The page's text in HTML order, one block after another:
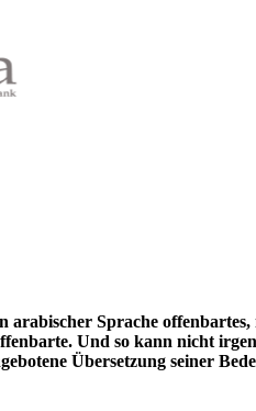
arabischer Sprache
Und so kann nicht
Übersetzung seiner